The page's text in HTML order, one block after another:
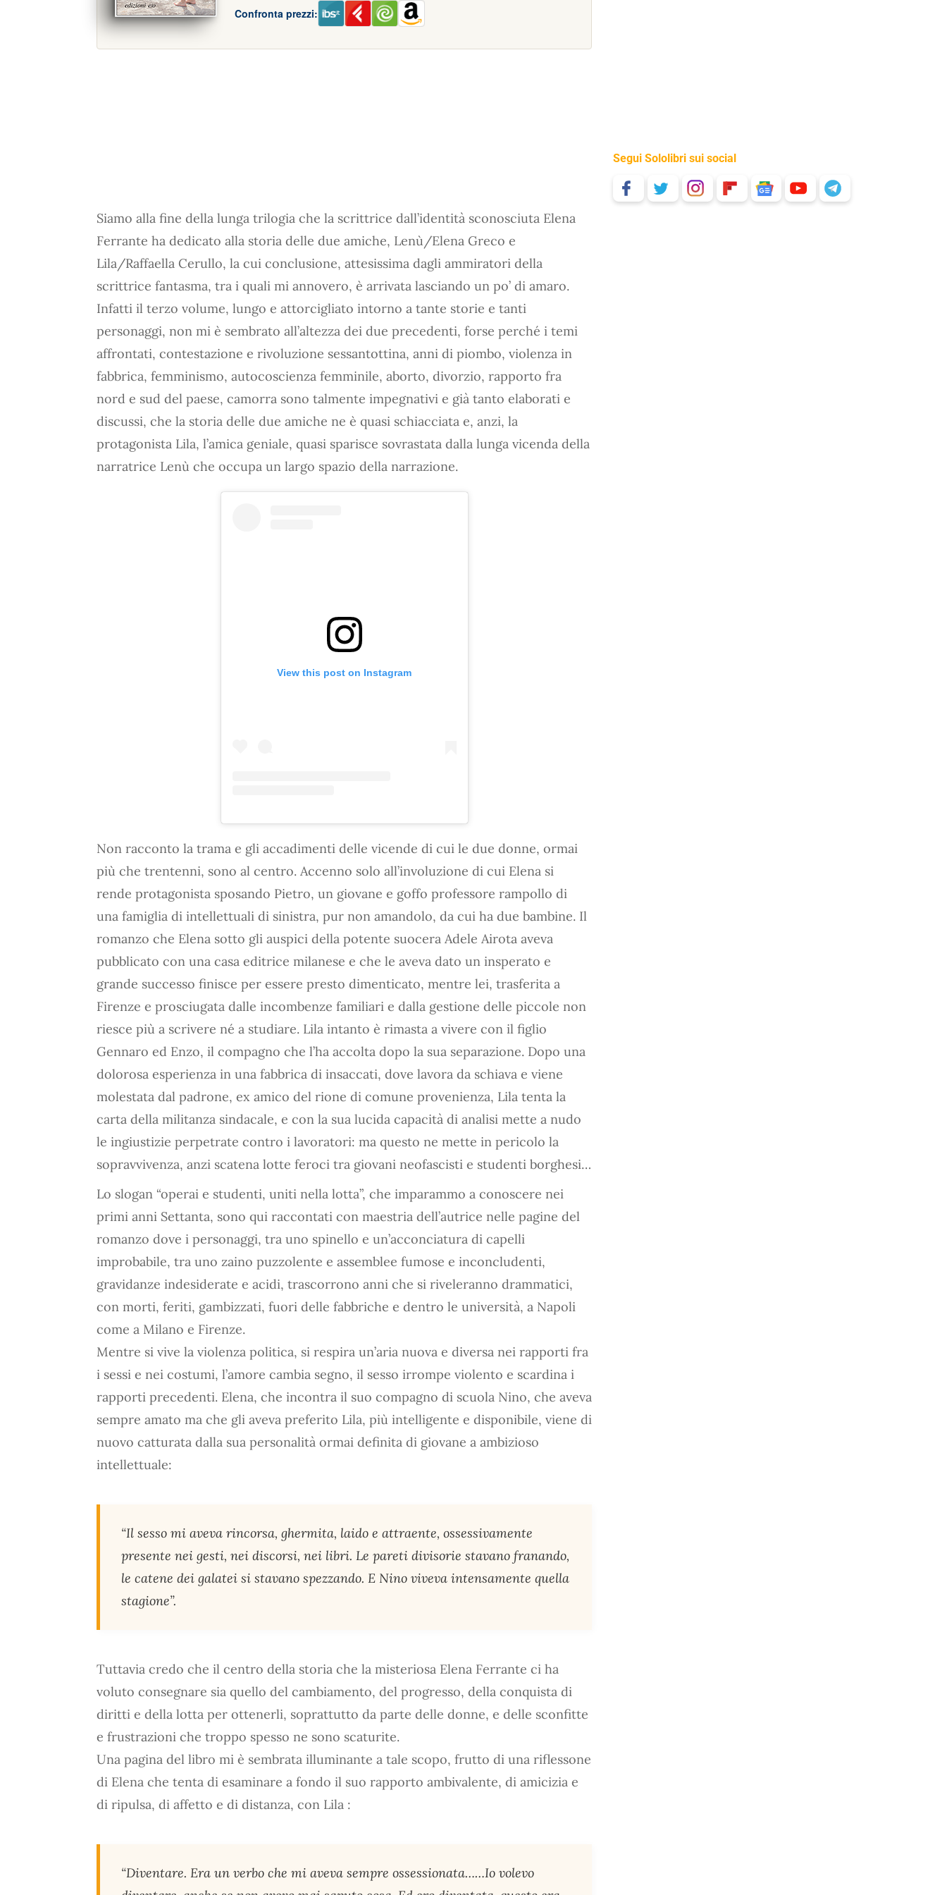
Confronta prezzi:
Siamo alla fine della lunga trilogia che la scrittrice dall’identità sconosciuta Elena
Ferrante ha dedicato alla storia delle due amiche, Lenù/Elena Greco e
Lila/Raffaella Cerullo, la cui conclusione, attesissima dagli ammiratori della
scrittrice fantasma, tra i quali mi annovero, è arrivata lasciando un po’ di amaro.
Infatti il terzo volume, lungo e attorcigliato intorno a tante storie e tanti
personaggi, non mi è sembrato all’altezza dei due precedenti, forse perché i temi
affrontati, contestazione e rivoluzione sessantottina, anni di piombo, violenza in
fabbrica, femminismo, autocoscienza femminile, aborto, divorzio, rapporto fra
nord e sud del paese, camorra sono talmente impegnativi e già tanto elaborati e
discussi, che la storia delle due amiche ne è quasi schiacciata e, anzi, la
protagonista Lila, l’amica geniale, quasi sparisce sovrastata dalla lunga vicenda della
narratrice Lenù che occupa un largo spazio della narrazione.
View this post on Instagram
Non racconto la trama e gli accadimenti delle vicende di cui le due donne, ormai
più che trentenni, sono al centro. Accenno solo all’involuzione di cui Elena si
rende protagonista sposando Pietro, un giovane e goffo professore rampollo di
una famiglia di intellettuali di sinistra, pur non amandolo, da cui ha due bambine. Il
romanzo che Elena sotto gli auspici della potente suocera Adele Airota aveva
pubblicato con una casa editrice milanese e che le aveva dato un insperato e
grande successo finisce per essere presto dimenticato, mentre lei, trasferita a
Firenze e prosciugata dalle incombenze familiari e dalla gestione delle piccole non
riesce più a scrivere né a studiare. Lila intanto è rimasta a vivere con il figlio
Gennaro ed Enzo, il compagno che l’ha accolta dopo la sua separazione. Dopo una
dolorosa esperienza in una fabbrica di insaccati, dove lavora da schiava e viene
molestata dal padrone, ex amico del rione di comune provenienza, Lila tenta la
carta della militanza sindacale, e con la sua lucida capacità di analisi mette a nudo
le ingiustizie perpetrate contro i lavoratori: ma questo ne mette in pericolo la
sopravvivenza, anzi scatena lotte feroci tra giovani neofascisti e studenti borghesi…
Lo slogan “operai e studenti, uniti nella lotta”, che imparammo a conoscere nei
primi anni Settanta, sono qui raccontati con maestria dell’autrice nelle pagine del
romanzo dove i personaggi, tra uno spinello e un’acconciatura di capelli
improbabile, tra uno zaino puzzolente e assemblee fumose e inconcludenti,
gravidanze indesiderate e acidi, trascorrono anni che si riveleranno drammatici,
con morti, feriti, gambizzati, fuori delle fabbriche e dentro le università, a Napoli
come a Milano e Firenze.
Mentre si vive la violenza politica, si respira un’aria nuova e diversa nei rapporti fra
i sessi e nei costumi, l’amore cambia segno, il sesso irrompe violento e scardina i
rapporti precedenti. Elena, che incontra il suo compagno di scuola Nino, che aveva
sempre amato ma che gli aveva preferito Lila, più intelligente e disponibile, viene di
nuovo catturata dalla sua personalità ormai definita di giovane a ambizioso
intellettuale:
“Il sesso mi aveva rincorsa, ghermita, laido e attraente, ossessivamente
presente nei gesti, nei discorsi, nei libri. Le pareti divisorie stavano franando,
le catene dei galatei si stavano spezzando. E Nino viveva intensamente quella
stagione”.
Tuttavia credo che il centro della storia che la misteriosa Elena Ferrante ci ha
voluto consegnare sia quello del cambiamento, del progresso, della conquista di
diritti e della lotta per ottenerli, soprattutto da parte delle donne, e delle sconfitte
e frustrazioni che troppo spesso ne sono scaturite.
Una pagina del libro mi è sembrata illuminante a tale scopo, frutto di una riflessone
di Elena che tenta di esaminare a fondo il suo rapporto ambivalente, di amicizia e
di ripulsa, di affetto e di distanza, con Lila :
“Diventare. Era un verbo che mi aveva sempre ossessionata……Io volevo
Segui Sololibri sui social